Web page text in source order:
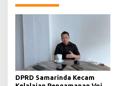
DPRD Samarinda Kecam